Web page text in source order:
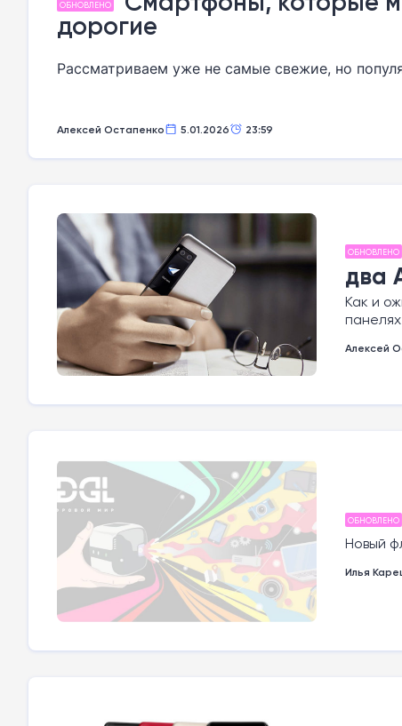
ОБНОВЛЕНО
дорогие
Рассматриваем уже не самые свежие, но
Алексей Остапенко 5.01.2026 23:59
ОБНОВЛЕНО
два
Как и
Алексей
ОБНОВЛЕНО
Новый
Илья